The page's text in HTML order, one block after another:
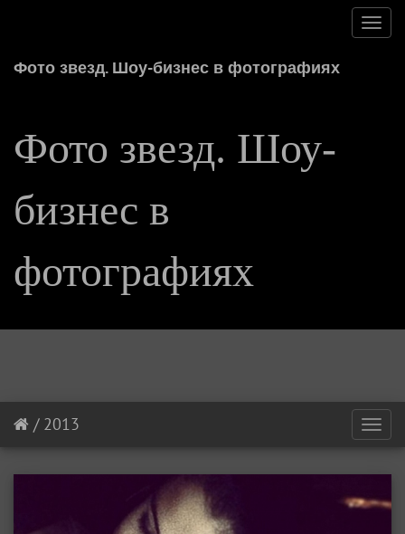
Фото звезд. Шоу-бизнес в фотографиях
Фото звезд. Шоу-
бизнес в
фотографиях
/ 2013